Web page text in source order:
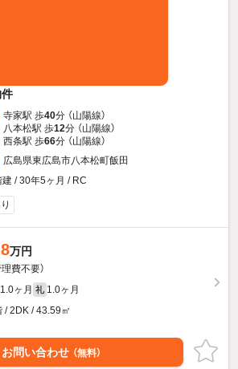
寺家駅 歩40分 （山陽線）
八本松駅 歩12分 （山陽線）
西条駅 歩66分 （山陽線）
広島県東広島市八本松町飯田
建 / 30年5ヶ月 / RC
万円
理費不要）
1.0ヶ月 礼 1.0ヶ月
/ 2DK / 43.59㎡
お問い合わせ （無料）